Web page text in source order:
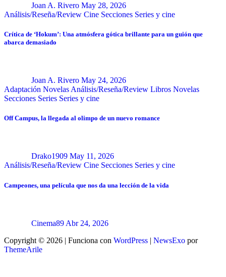
Joan A. Rivero May 28, 2026
Análisis/Reseña/Review Cine Secciones Series y cine
Crítica de ‘Hokum’: Una atmósfera gótica brillante para un guión que
abarca demasiado
Joan A. Rivero May 24, 2026
Adaptación Novelas Análisis/Reseña/Review Libros Novelas
Secciones Series Series y cine
Off Campus, la llegada al olimpo de un nuevo romance
Drako1909 May 11, 2026
Análisis/Reseña/Review Cine Secciones Series y cine
Campeones, una película que nos da una lección de la vida
Cinema89 Abr 24, 2026
Copyright © 2026 | Funciona con WordPress | NewsExo por
ThemeArile